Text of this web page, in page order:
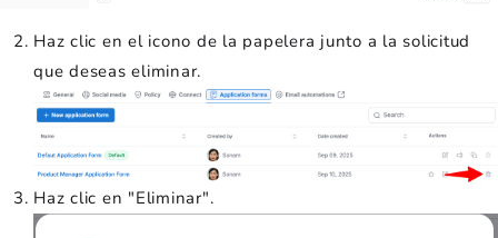
Haz clic en el icono de la papelera junto a la solicitud
que deseas eliminar.
Haz clic en "Eliminar".